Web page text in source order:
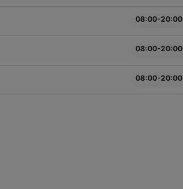
08:00-20:00
08:00-20:00
08:00-20:00